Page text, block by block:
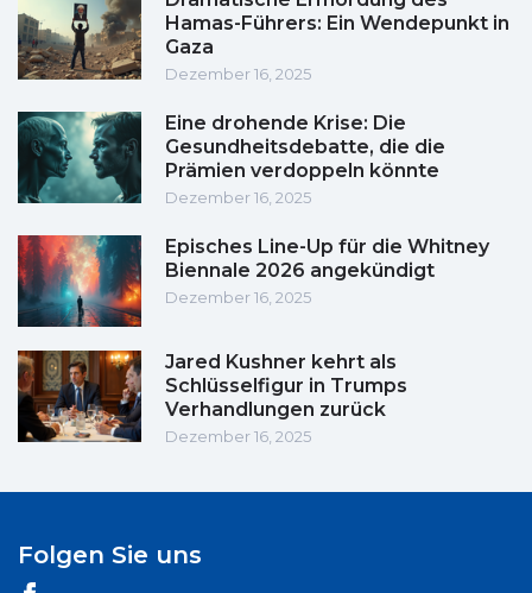
Hamas-Führers: Ein Wendepunkt in
Gaza
Dezember 16, 2025
Eine drohende Krise: Die
Gesundheitsdebatte, die die
Prämien verdoppeln könnte
Dezember 16, 2025
Episches Line-Up für die Whitney
Biennale 2026 angekündigt
Dezember 16, 2025
Jared Kushner kehrt als
Schlüsselfigur in Trumps
Verhandlungen zurück
Dezember 16, 2025
Folgen Sie uns